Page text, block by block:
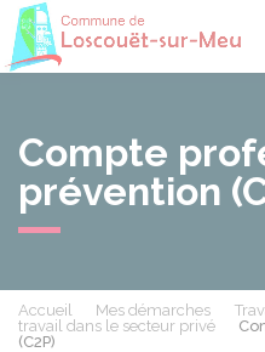
Compte
prévention
Accueil Mes démarches
travail dans le secteur privé
(C2P)